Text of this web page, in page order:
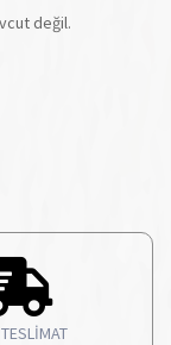
değil.